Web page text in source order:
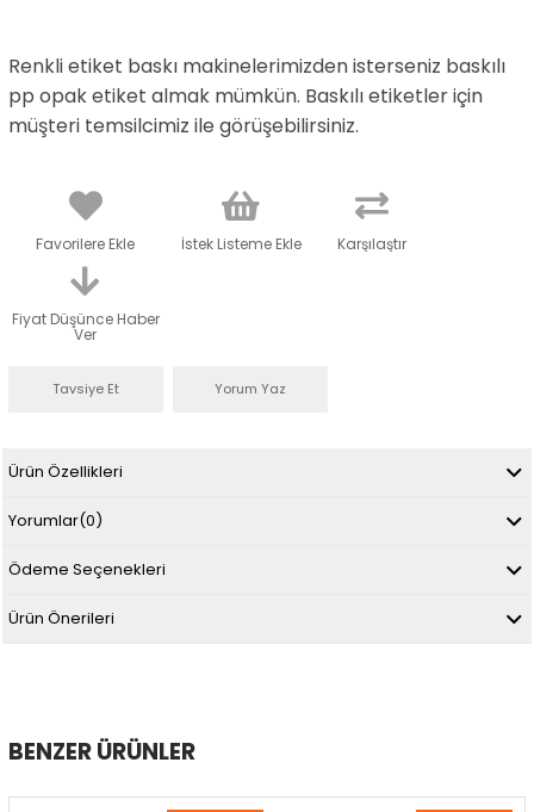
Renkli etiket baskı makinelerimizden isterseniz baskılı
pp opak etiket almak mümkün. Baskılı etiketler için
müşteri temsilcimiz ile görüşebilirsiniz.
Favorilere Ekle İstek Listeme Ekle Karşılaştır
Fiyat Düşünce Haber
Ver
Tavsiye Et Yorum Yaz
Ürün Özellikleri
Yorumlar(0)
Ödeme Seçenekleri
Ürün Önerileri
BENZER ÜRÜNLER